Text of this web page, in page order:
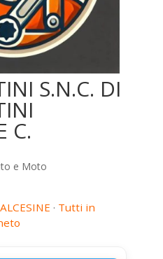
S.N.C. DI
C.
e Moto
· Tutti in